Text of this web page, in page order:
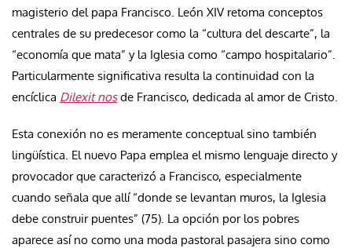
magisterio del papa Francisco. León XIV retoma conceptos
centrales de su predecesor como la “cultura del descarte”, la
“economía que mata” y la Iglesia como “campo hospitalario”.
Particularmente significativa resulta la continuidad con la
encíclica Dilexit nosde Francisco, dedicada al amor de Cristo.
Esta conexión no es meramente conceptual sino también
lingüística. El nuevo Papa emplea el mismo lenguaje directo y
provocador que caracterizó a Francisco, especialmente
cuando señala que allí “donde se levantan muros, la Iglesia
debe construir puentes” (75). La opción por los pobres
aparece así no como una moda pastoral pasajera sino como